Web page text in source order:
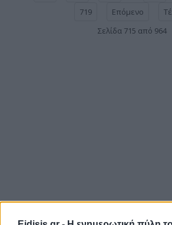
719
Επόμενο
Σελίδα 715 από 964